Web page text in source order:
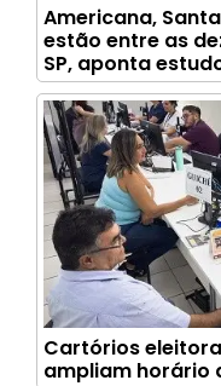
Americana,
estão entre as
SP, aponta
Cartórios
ampliam horário